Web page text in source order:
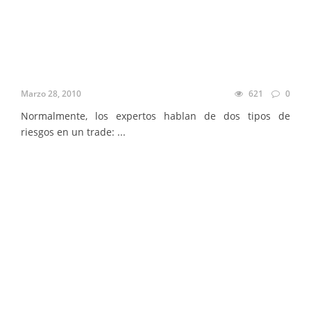
Marzo 28, 2010 621 0
Normalmente, los expertos hablan de dos tipos de
riesgos en un trade: ...